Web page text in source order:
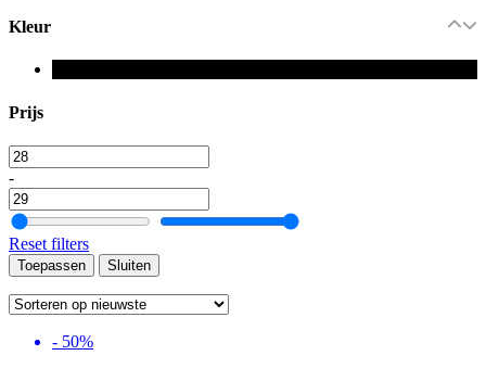
Kleur
Prijs
-
Reset filters
Toepassen Sluiten
- 50%